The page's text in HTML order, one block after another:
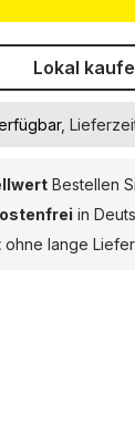
Lokal
,
Bestellen
in
ohne lange